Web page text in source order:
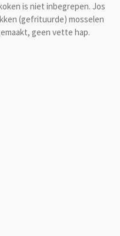
is niet inbegrepen. Jos
(gefrituurde) mosselen
geen vette hap.